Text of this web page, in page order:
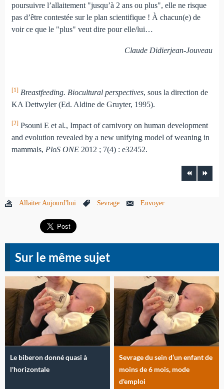
poursuivre l’allaitement "jusqu’à 2 ans ou plus", elle ne risque
pas d’être contestée sur le plan scientifique ! À chacun(e) de
voir ce que le "plus" veut dire pour elle/lui…
Claude Didierjean-Jouveau
[1] Breastfeeding. Biocultural perspectives, sous la direction de
KA Dettwyler (Ed. Aldine de Gruyter, 1995).
[2]Psouni E et al., Impact of carnivory on human development
and evolution revealed by a new unifying model of weaning in
mammals, PloS ONE2012 ; 7(4) : e32452.
Allaiter Aujourd'hui Sevrage Envoyer
Sur le même sujet
Le biberon donné quasi à
l'horizontale
Sevrage du sein d’un enfant de
moins de 6 mois, mode
d'emploi